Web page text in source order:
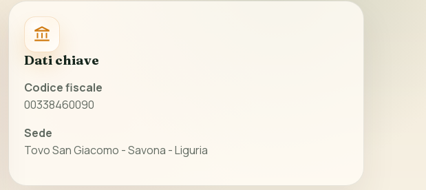
Dati chiave
Codice fiscale
00338460090
Sede
Tovo San Giacomo - Savona - Liguria